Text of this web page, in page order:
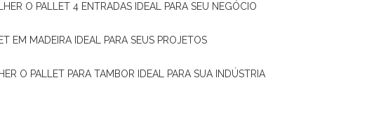
O PALLET 4 ENTRADAS IDEAL PARA SEU NEGÓCIO
EM MADEIRA IDEAL PARA SEUS PROJETOS
O PALLET PARA TAMBOR IDEAL PARA SUA INDÚSTRIA